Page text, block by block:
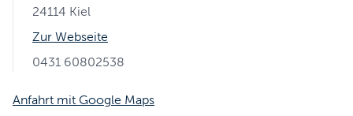
24114 Kiel
Zur Webseite
0431 60802538
Anfahrt mit Google Maps